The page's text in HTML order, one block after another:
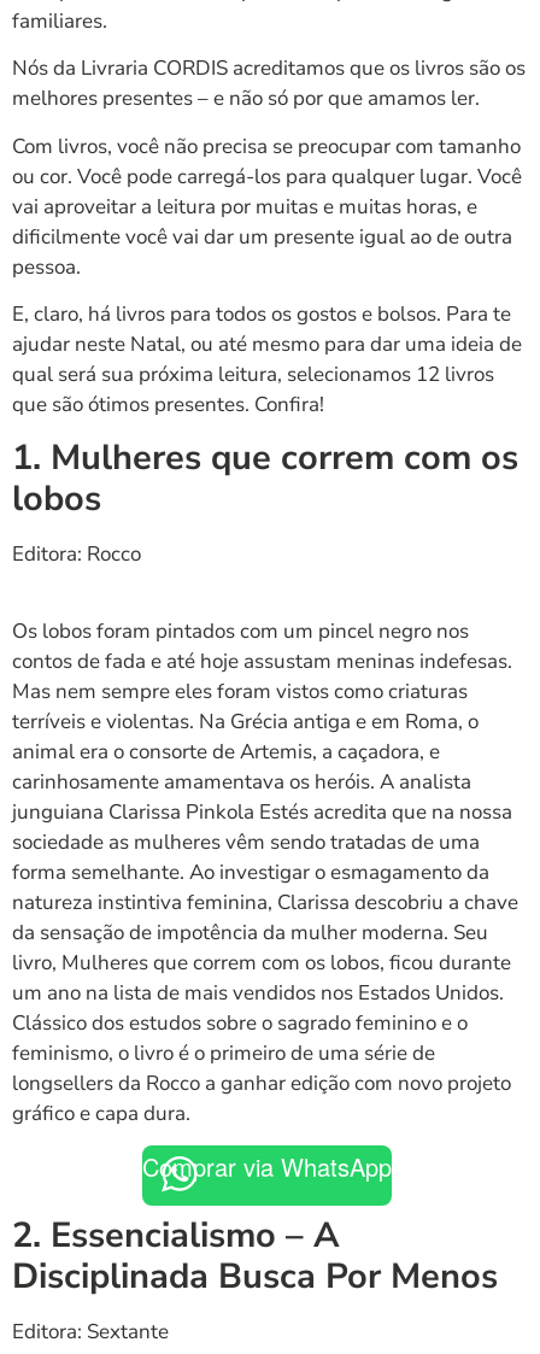
familiares.
Nós da Livraria CORDIS acreditamos que os livros são os
melhores presentes – e não só por que amamos ler.
Com livros, você não precisa se preocupar com tamanho
ou cor. Você pode carregá-los para qualquer lugar. Você
vai aproveitar a leitura por muitas e muitas horas, e
dificilmente você vai dar um presente igual ao de outra
pessoa.
E, claro, há livros para todos os gostos e bolsos. Para te
ajudar neste Natal, ou até mesmo para dar uma ideia de
qual será sua próxima leitura, selecionamos 12 livros
que são ótimos presentes. Confira!
1. Mulheres que correm com os
lobos
Editora: Rocco
Os lobos foram pintados com um pincel negro nos
contos de fada e até hoje assustam meninas indefesas.
Mas nem sempre eles foram vistos como criaturas
terríveis e violentas. Na Grécia antiga e em Roma, o
animal era o consorte de Artemis, a caçadora, e
carinhosamente amamentava os heróis. A analista
junguiana Clarissa Pinkola Estés acredita que na nossa
sociedade as mulheres vêm sendo tratadas de uma
forma semelhante. Ao investigar o esmagamento da
natureza instintiva feminina, Clarissa descobriu a chave
da sensação de impotência da mulher moderna. Seu
livro, Mulheres que correm com os lobos, ficou durante
um ano na lista de mais vendidos nos Estados Unidos.
Clássico dos estudos sobre o sagrado feminino e o
feminismo, o livro é o primeiro de uma série de
longsellers da Rocco a ganhar edição com novo projeto
gráfico e capa dura.
Comprar via WhatsApp
2. Essencialismo – A
Disciplinada Busca Por Menos
Editora: Sextante